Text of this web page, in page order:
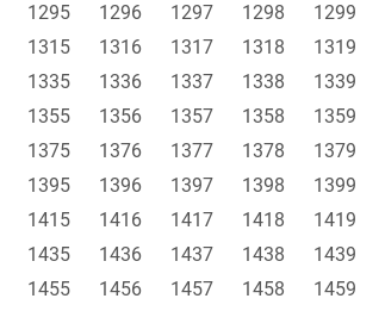
1295 1296 1297 1298 1299
1315 1316 1317 1318 1319
1335 1336 1337 1338 1339
1355 1356 1357 1358 1359
1375 1376 1377 1378 1379
1395 1396 1397 1398 1399
1415 1416 1417 1418 1419
1435 1436 1437 1438 1439
1455 1456 1457 1458 1459